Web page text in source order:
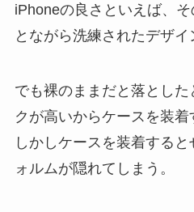
iPhoneの良さといえば、
とながら洗練されたデザイ
でも裸のままだと落とし
クが高いからケースを装着
しかしケースを装着する
ォルムが隠れてしまう。